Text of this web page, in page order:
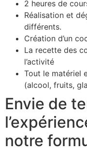
2 heures de
Réalisation et
différents.
Création d’un
La recette des
l’activité
Tout le matériel
(alcool, fruits,
Envie de
notre